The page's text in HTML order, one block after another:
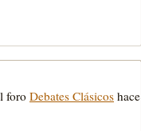
foroDebates Clásicos hace